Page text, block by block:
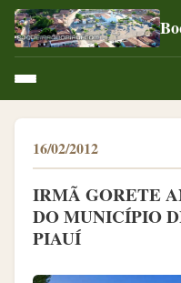
16/02/2012
IRMÃ GORETE
DO MUNICÍPIO
PIAUÍ